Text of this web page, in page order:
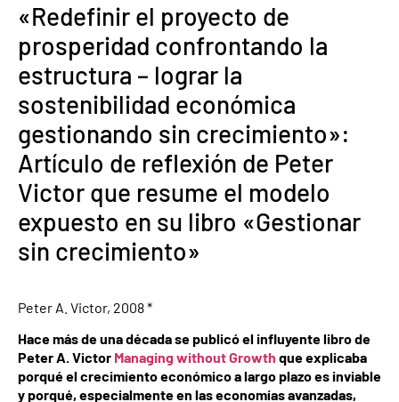
«Redefinir el proyecto de
prosperidad confrontando la
estructura – lograr la
sostenibilidad económica
gestionando sin crecimiento»:
Artículo de reflexión de Peter
Victor que resume el modelo
expuesto en su libro «Gestionar
sin crecimiento»
Peter A. Victor, 2008 *
Hace más de una década se publicó el influyente libro de
Peter A. Victor Managing without Growth que explicaba
porqué el crecimiento económico a largo plazo es inviable
y porqué, especialmente en las economías avanzadas,